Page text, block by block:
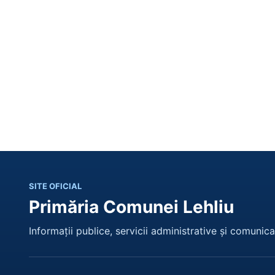
SITE OFICIAL
Primăria Comunei Lehliu
Informații publice, servicii administrative și